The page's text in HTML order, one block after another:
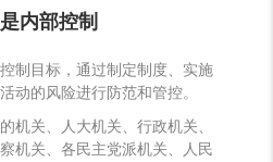
内部控制
制目标，通过制定制度、实施
动的风险进行防范和管控。
机关、人大机关、行政机关、
机关、各民主党派机关、人民